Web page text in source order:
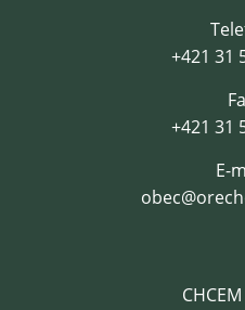
+421 31
+421 31
E-